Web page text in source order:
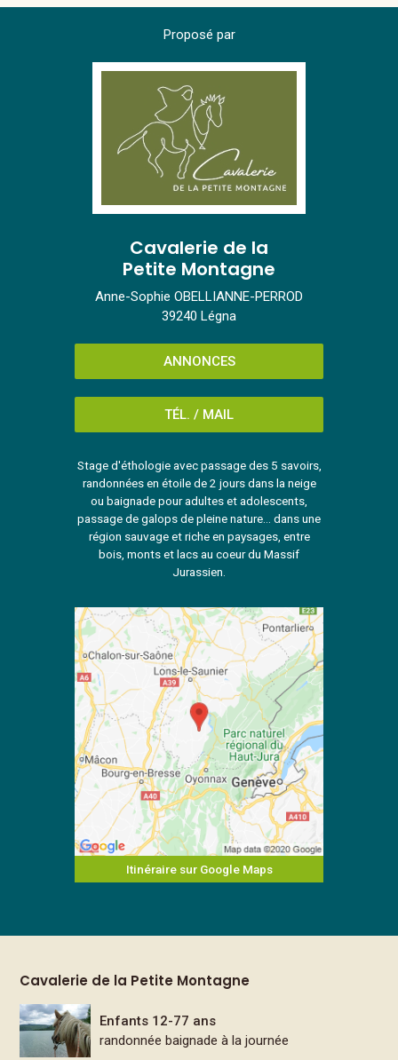
Proposé par
Cavalerie de la
Petite Montagne
Anne-Sophie OBELLIANNE-PERROD
39240 Légna
ANNONCES
TÉL. / MAIL
Stage d'éthologie avec passage des 5 savoirs,
randonnées en étoile de 2 jours dans la neige
ou baignade pour adultes et adolescents,
passage de galops de pleine nature... dans une
région sauvage et riche en paysages, entre
bois, monts et lacs au coeur du Massif
Jurassien.
Itinéraire sur Google Maps
Cavalerie de la Petite Montagne
Enfants 12-77 ans
randonnée baignade à la journée